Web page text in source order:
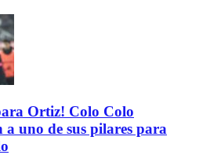
Ortiz! Colo Colo
a uno de sus pilares para